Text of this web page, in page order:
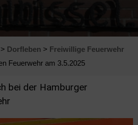
> Dorfleben > Freiwillige Feuerwehr
Feuerwehr am 3.5.2025
bei der Hamburger